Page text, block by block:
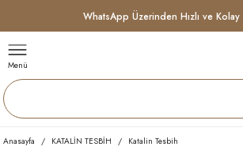
WhatsApp Üzerinden Hızlı ve Kolay
Menü
Anasayfa KATALİN TESBİH Katalin Tesbih